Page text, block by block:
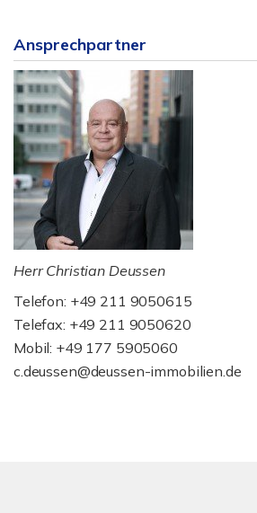
Ansprechpartner
Herr Christian Deussen
Telefon: +49 211 9050615
Telefax: +49 211 9050620
Mobil: +49 177 5905060
c.deussen@deussen-immobilien.de